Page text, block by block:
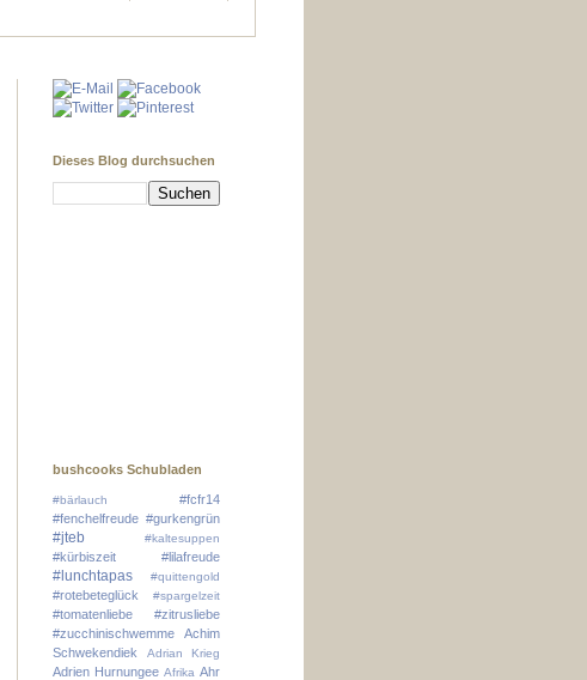
Dieses Blog durchsuchen
bushcooks Schubladen
#bärlauch
#fcfr14
#fenchelfreude #gurkengrün
#jteb #kaltesuppen
#kürbiszeit #lilafreude
#lunchtapas #quittengold
#rotebeteglück #spargelzeit
#tomatenliebe
#zitrusliebe
#zucchinischwemme
Achim
Schwekendiek
Adrian Krieg
Adrien Hurnungee Afrika Ahr